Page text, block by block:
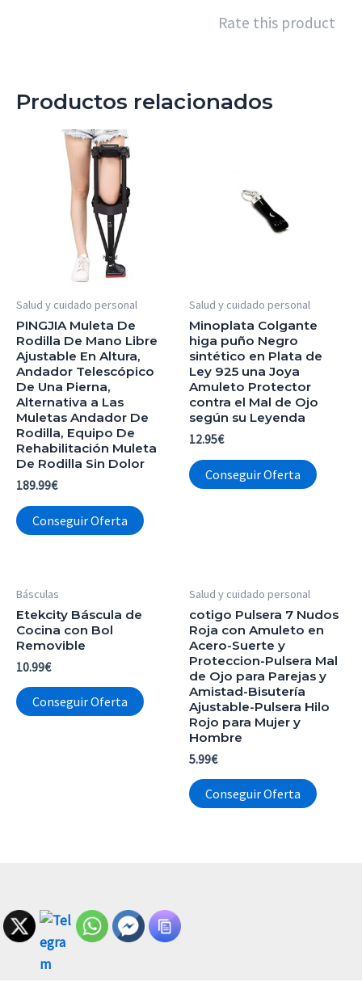
Rate this product
Productos relacionados
Salud y cuidado personal
PINGJIA Muleta De
Rodilla De Mano Libre
Ajustable En Altura,
Andador Telescópico
De Una Pierna,
Alternativa a Las
Muletas Andador De
Rodilla, Equipo De
Rehabilitación Muleta
De Rodilla Sin Dolor
189.99€
Conseguir Oferta
Salud y cuidado personal
Minoplata Colgante
higa puño Negro
sintético en Plata de
Ley 925 una Joya
Amuleto Protector
contra el Mal de Ojo
según su Leyenda
12.95€
Conseguir Oferta
Básculas
Etekcity Báscula de
Cocina con Bol
Removible
10.99€
Conseguir Oferta
Salud y cuidado personal
cotigo Pulsera 7 Nudos
Roja con Amuleto en
Acero-Suerte y
Proteccion-Pulsera Mal
de Ojo para Parejas y
Amistad-Bisutería
Ajustable-Pulsera Hilo
Rojo para Mujer y
Hombre
5.99€
Conseguir Oferta